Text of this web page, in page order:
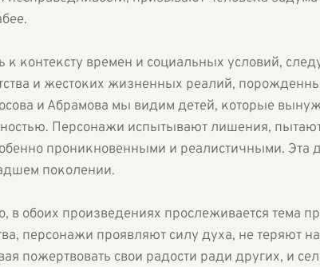
к контексту времен и социальных условий,
и жестоких жизненных реалий,
и Абрамова мы видим детей, которые
Персонажи испытывают лишения,
проникновенными и реалистичными. Эта
поколении.
в обоих произведениях прослеживается тема
персонажи проявляют силу духа, не
пожертвовать свои радости ради других, и